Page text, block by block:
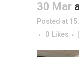
30 Mar
Posted at
0 Likes